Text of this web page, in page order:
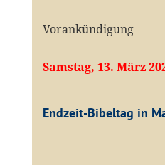
Vorankündigung
Samstag, 13. März
Endzeit-Bibeltag in